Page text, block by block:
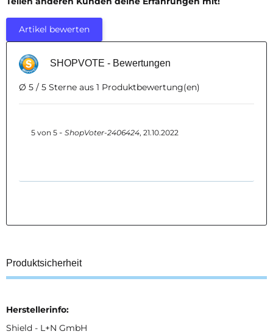
Artikel bewerten
SHOPVOTE - Bewertungen
Ø 5 / 5 Sterne aus 1 Produktbewertung(en)
5 von 5 - ShopVoter-2406424, 21.10.2022
Produktsicherheit
Herstellerinfo:
Shield - L+N GmbH